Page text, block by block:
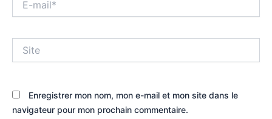
mail*
Enregistrer mon nom, mon e-mail et mon site dans le
navigateur pour mon prochain commentaire.